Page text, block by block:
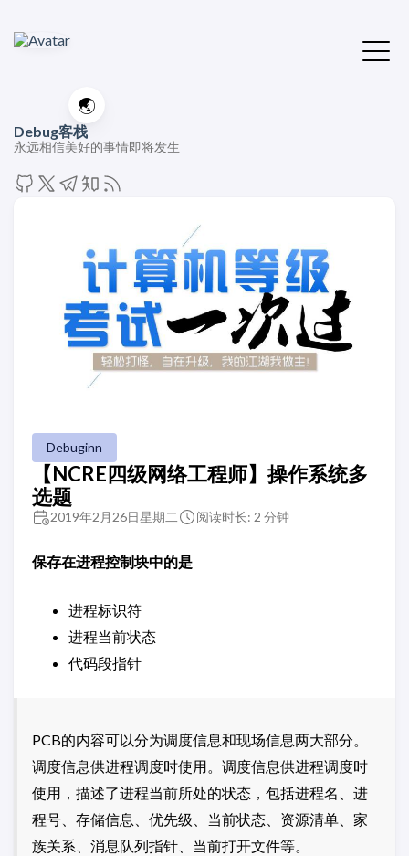
🌏
Debug客栈
永远相信美好的事情即将发生
Debuginn
【NCRE四级网络工程师】操作系统多
选题
2019年2月26日星期二 阅读时长: 2 分钟
保存在进程控制块中的是
进程标识符
进程当前状态
代码段指针
PCB的内容可以分为调度信息和现场信息两大部分。
调度信息供进程调度时使用。调度信息供进程调度时
使用，描述了进程当前所处的状态，包括进程名、进
程号、存储信息、优先级、当前状态、资源清单、家
族关系、消息队列指针、当前打开文件等。